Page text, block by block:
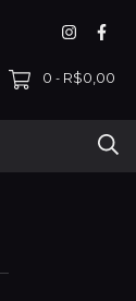
0 - R$0,00